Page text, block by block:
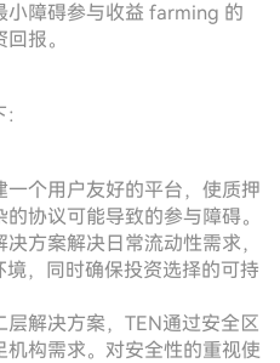
小障碍参与收益 farming 的
报。
一个用户友好的平台，使质押
协议可能导致的参与障碍。
方案解决日常流动性需求，
，同时确保投资选择的可持
层解决方案，TEN通过安全区
构需求。对安全性的重视使